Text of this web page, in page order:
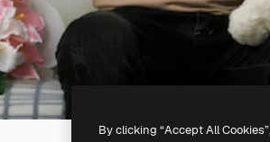
By clicking “Accept All